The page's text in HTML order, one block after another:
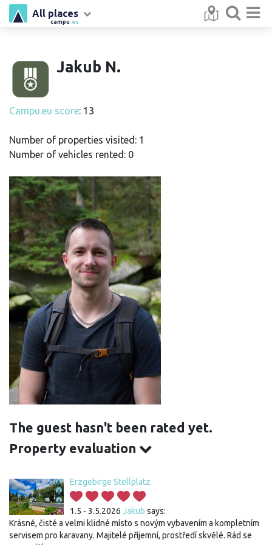
campu .eu
All places
Jakub N.
Campu.eu score: 13
Number of properties visited: 1
Number of vehicles rented: 0
The guest hasn't been rated yet.
Property evaluation
Erzgebirge Stellplatz
1.5 - 3.5.2026 Jakub says:
Krásné, čisté a velmi klidné místo s novým vybavením a kompletním
servisem pro karavany. Majitelé příjemní, prostředí skvělé. Rád se